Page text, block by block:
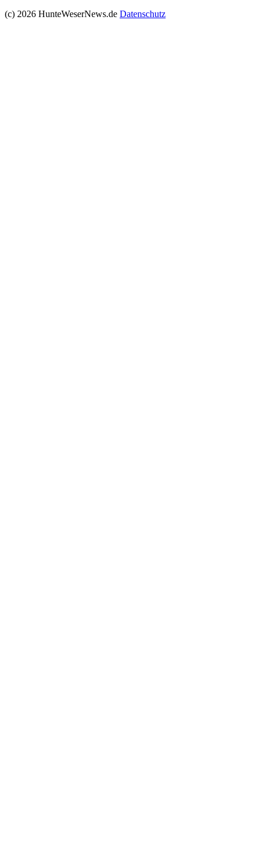
(c) 2026 HunteWeserNews.de Datenschutz